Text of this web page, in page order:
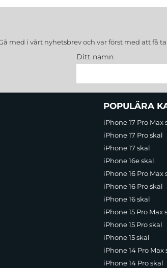
med i vårt nyhetsbrev och var först med att få
Ditt namn
info och länkarPOPULÄRA
iPhone 17 Pro Max
iPhone 17 Pro skal
iPhone 17 skal
iPhone 16e skal
iPhone 16 Pro Max
iPhone 16 Pro skal
iPhone 16 skal
iPhone 15 Pro Max
iPhone 15 Pro skal
iPhone 15 skal
iPhone 14 Pro Max
iPhone 14 Pro skal